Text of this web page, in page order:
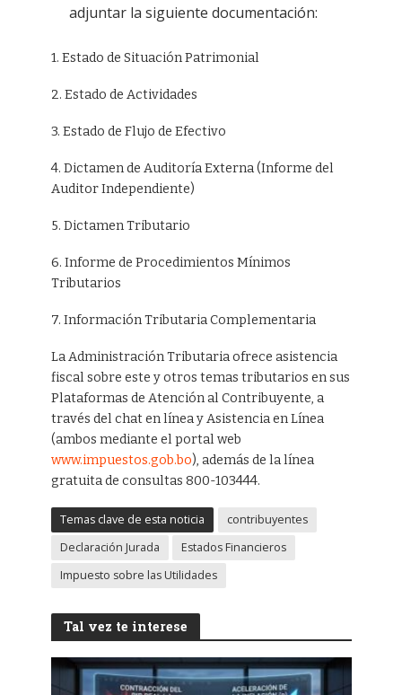
adjuntar la siguiente documentación:
1. Estado de Situación Patrimonial
2. Estado de Actividades
3. Estado de Flujo de Efectivo
4. Dictamen de Auditoría Externa (Informe del
Auditor Independiente)
5. Dictamen Tributario
6. Informe de Procedimientos Mínimos
Tributarios
7. Información Tributaria Complementaria
La Administración Tributaria ofrece asistencia
fiscal sobre este y otros temas tributarios en sus
Plataformas de Atención al Contribuyente, a
través del chat en línea y Asistencia en Línea
(ambos mediante el portal web
www.impuestos.gob.bo), además de la línea
gratuita de consultas 800-103444.
Temas clave de esta noticia
contribuyentes
Declaración Jurada
Estados Financieros
Impuesto sobre las Utilidades
Tal vez te interese